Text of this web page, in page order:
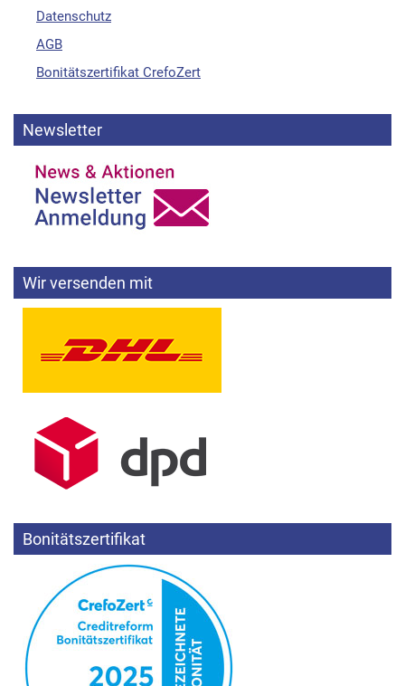
Datenschutz
AGB
Bonitätszertifikat CrefoZert
Newsletter
Wir versenden mit
Bonitätszertifikat